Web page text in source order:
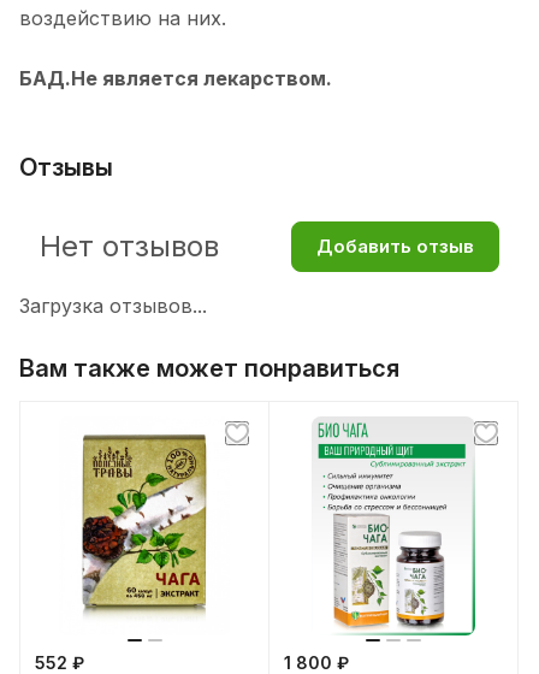
воздействию на них.
БАД.Не является лекарством.
Отзывы
Загрузка отзывов...
Нет отзывов Добавить отзыв
Вам также может понравиться
552 ₽
1 800 ₽